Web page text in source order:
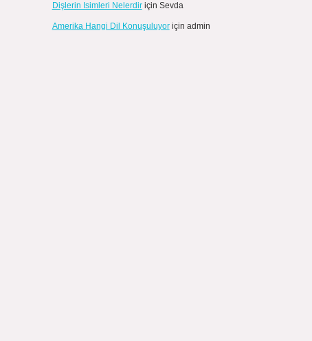
Dişlerin Isimleri Nelerdiriçin Sevda
Amerika Hangi Dil Konuşuluyoriçin admin